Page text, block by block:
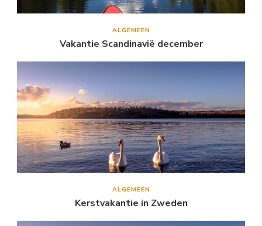
ALGEMEEN
Vakantie Scandinavië december
ALGEMEEN
Kerstvakantie in Zweden